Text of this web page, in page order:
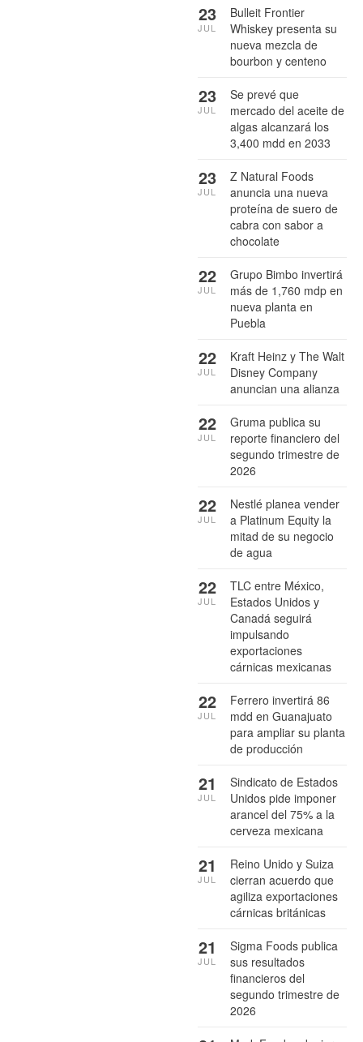
Bulleit Frontier
Whiskey presenta su
nueva mezcla de
bourbon y centeno
23
JUL
Se prevé que
mercado del aceite de
algas alcanzará los
3,400 mdd en 2033
23
JUL
Z Natural Foods
anuncia una nueva
proteína de suero de
cabra con sabor a
chocolate
23
JUL
Grupo Bimbo invertirá
más de 1,760 mdp en
nueva planta en
Puebla
22
JUL
Kraft Heinz y The Walt
Disney Company
anuncian una alianza
22
JUL
Gruma publica su
reporte financiero del
segundo trimestre de
2026
22
JUL
Nestlé planea vender
a Platinum Equity la
mitad de su negocio
de agua
22
JUL
TLC entre México,
Estados Unidos y
Canadá seguirá
impulsando
exportaciones
cárnicas mexicanas
22
JUL
Ferrero invertirá 86
mdd en Guanajuato
para ampliar su planta
de producción
22
JUL
Sindicato de Estados
Unidos pide imponer
arancel del 75% a la
cerveza mexicana
21
JUL
Reino Unido y Suiza
cierran acuerdo que
agiliza exportaciones
cárnicas británicas
21
JUL
Sigma Foods publica
sus resultados
financieros del
segundo trimestre de
2026
21
JUL